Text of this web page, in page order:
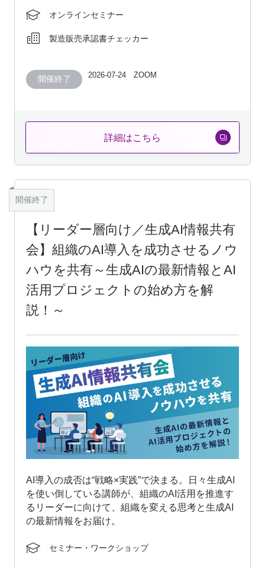
オンラインセミナー
製造販売承認書チェッカー
開催終了 2026-07-24 ZOOM
詳細はこちら
開催終了
【リーダー層向け／生成AI情報共有
会】組織のAI導入を成功させるノウ
ハウを共有～生成AIの最新情報とAI
活用プロジェクトの始め方を解
説！～
AI導入の成否は“戦略×実践”で決まる。日々生成AI
を使い倒している講師が、組織のAI活用を推進す
るリーダーに向けて、組織を変える思考と生成AI
の最新情報をお届け。
セミナー・ワークショップ